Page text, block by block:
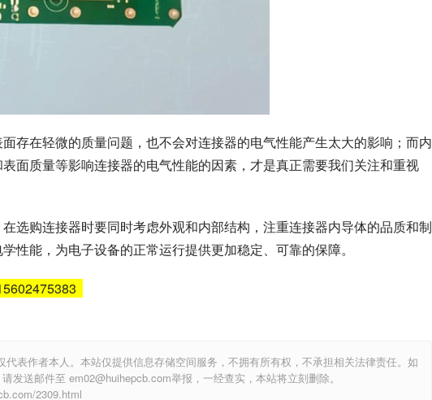
存在轻微的质量问题，也不会对连接器的电气性能产生太大的影响；而内
面质量等影响连接器的电气性能的因素，才是真正需要我们关注和重视
选购连接器时要同时考虑外观和内部结构，注重连接器内导体的品质和制
性能，为电子设备的正常运行提供更加稳定、可靠的保障。
表作者本人。本站仅提供信息存储空间服务，不拥有所有权，不承担相关法律责任。如
发送邮件至 em02@huihepcb.com举报，一经查实，本站将立刻删除。
2309.html